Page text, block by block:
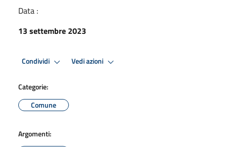
Data :
13 settembre 2023
Condividi Vedi azioni
Categorie:
Comune
Argomenti: